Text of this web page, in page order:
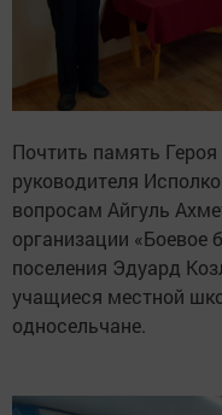
Почтить память
руководителя
вопросам Айгуль
организации «Боевое
поселения Эдуард
учащиеся местной
односельчане.